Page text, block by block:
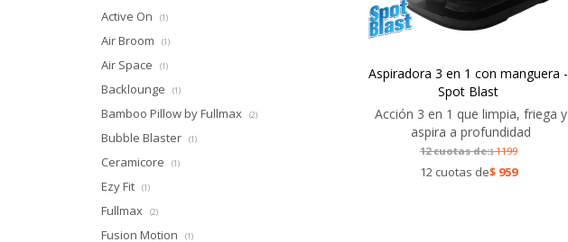
Aspiradora 3 en 1 con manguera -
Spot Blast
Acción 3 en 1 que limpia, friega y
aspira a profundidad
12 cuotas de:$1199
12 cuotas de$ 959
Active On (1)
Air Broom (1)
Air Space (1)
Backlounge (1)
Bamboo Pillow by Fullmax (2)
Bubble Blaster (1)
Ceramicore (1)
Ezy Fit (1)
Fullmax (2)
Fusion Motion (1)